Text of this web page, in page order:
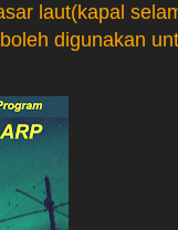
laut(kapal
digunakan